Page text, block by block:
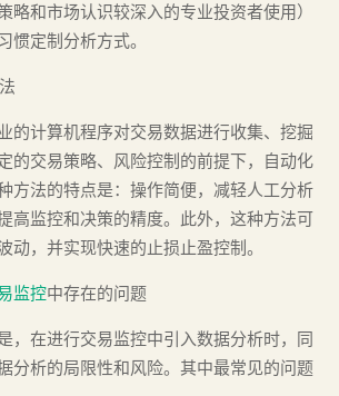
略和市场认识较深入的专业投资者使用）
惯定制分析方式。
的计算机程序对交易数据进行收集、挖掘
的交易策略、风险控制的前提下，自动化
方法的特点是：操作简便，减轻人工分析
高监控和决策的精度。此外，这种方法可
动，并实现快速的止损止盈控制。
监控中存在的问题
，在进行交易监控中引入数据分析时，同
分析的局限性和风险。其中最常见的问题